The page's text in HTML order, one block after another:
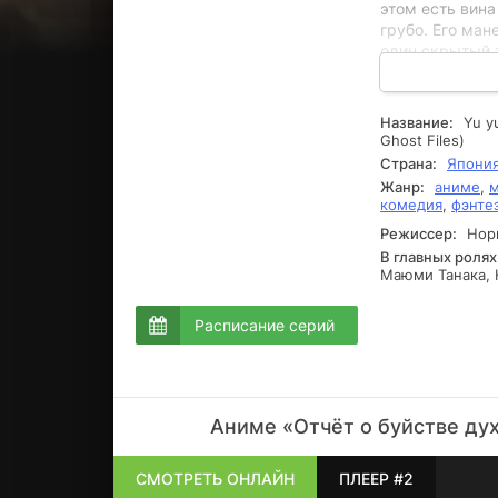
Расписание серий
этом есть
грубо. Его
один скрытый
драться.
это никак не
вступает в
Кажется, что
судьба
детективом.
чутье и
вычисляя
элементами
Название:
Yu
Ghost Files)
Страна:
Жанр:
аниме,
комедия,
Режиссер:
В главных
Маюми Танака,
Аниме «Отчёт о буйстве
СМОТРЕТЬ ОНЛАЙН ПЛЕЕР #2